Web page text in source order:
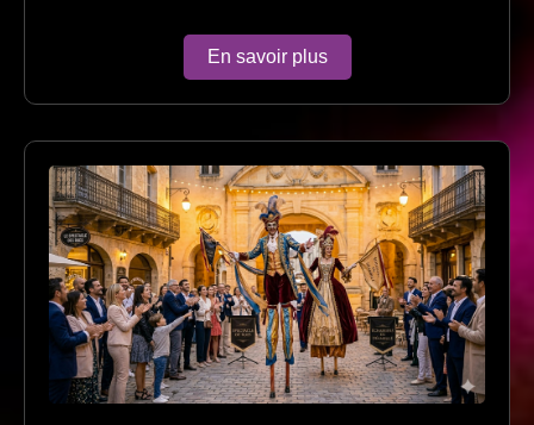
En savoir plus